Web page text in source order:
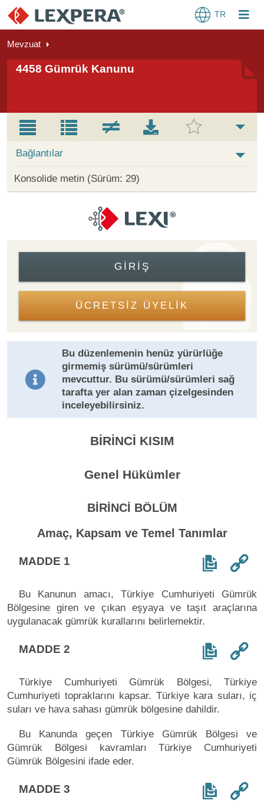
TR
Mevzuat
4458 Gümrük Kanunu
Bağlantılar
Konsolide metin (Sürüm: 29)
GIRIŞ
ÜCRETSİZ ÜYELİK
Bu düzenlemenin henüz yürürlüğe
girmemiş sürümü/sürümleri
mevcuttur. Bu sürümü/sürümleri sağ
tarafta yer alan zaman çizelgesinden
inceleyebilirsiniz.
BİRİNCİ KISIM
Genel Hükümler
BİRİNCİ BÖLÜM
Amaç, Kapsam ve Temel Tanımlar
MADDE 1
Bu Kanunun amacı, Türkiye Cumhuriyeti Gümrük
Bölgesine giren ve çıkan eşyaya ve taşıt araçlarına
uygulanacak gümrük kurallarını belirlemektir.
MADDE 2
Türkiye Cumhuriyeti Gümrük Bölgesi, Türkiye
Cumhuriyeti topraklarını kapsar. Türkiye kara suları, iç
suları ve hava sahası gümrük bölgesine dahildir.
Bu Kanunda geçen Türkiye Gümrük Bölgesi ve
Gümrük Bölgesi kavramları Türkiye Cumhuriyeti
Gümrük Bölgesini ifade eder.
MADDE 3